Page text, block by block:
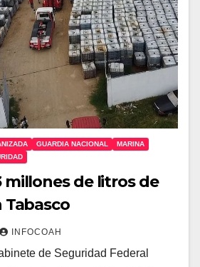
GUARDIA NACIONAL
MARINA
millones de litros de
INFOCOAH
de Seguridad Federal